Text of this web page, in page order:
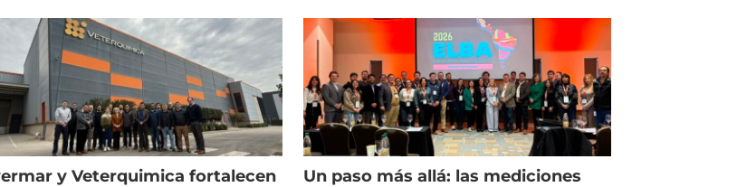
y Veterquimica fortalecen
Un paso más allá: las mediciones